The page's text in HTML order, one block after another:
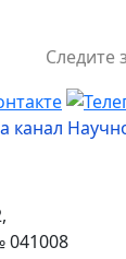
Следите
канал
041008